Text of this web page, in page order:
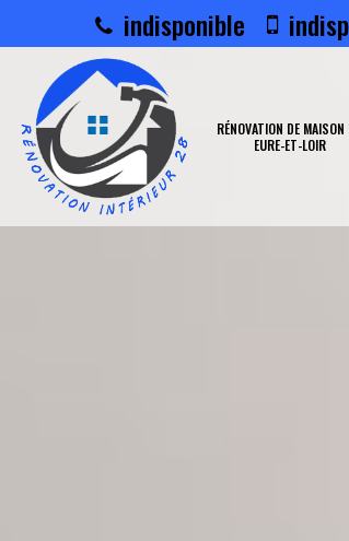
indisponible
RÉNOVATION DE
EURE-ET-LOIR